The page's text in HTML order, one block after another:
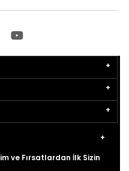
ve Fırsatlardan İlk Sizin